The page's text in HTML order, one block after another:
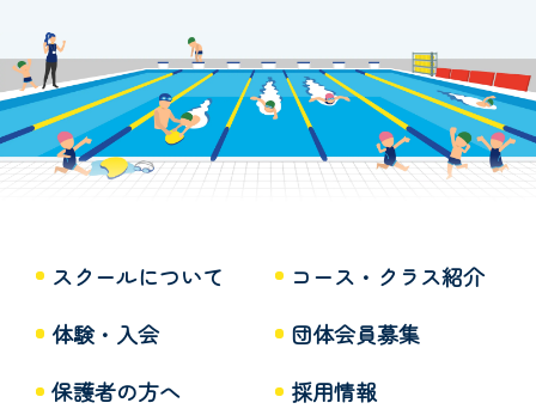
スクールについて
コース・クラス紹介
体験・入会
団体会員募集
保護者の方へ
採用情報